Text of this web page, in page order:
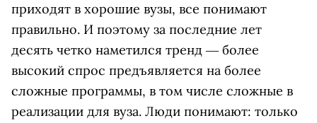
приходят в хорошие вузы, все понимают
правильно. И поэтому за последние лет
десять четко наметился тренд ― более
высокий спрос предъявляется на более
сложные программы, в том числе сложные в
реализации для вуза. Люди понимают: только